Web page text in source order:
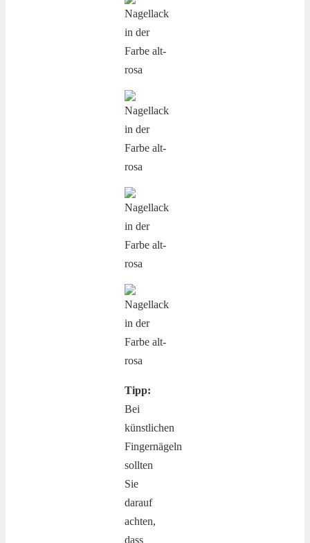
Tipp:
Bei
künstlichen
Fingernägeln
sollten
Sie
darauf
achten,
dass